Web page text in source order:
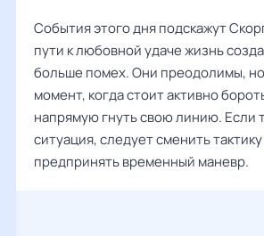
События этого дня подскажут
пути к любовной удаче жизнь
больше помех. Они преодолимы,
момент, когда стоит активно
напрямую гнуть свою линию. Если
ситуация, следует сменить
предпринять временный маневр.